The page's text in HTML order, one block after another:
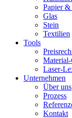
Papier
Glas
Stein
Textilien
Tools
Laser-
Unternehmen
Über uns
Prozess
Kontakt